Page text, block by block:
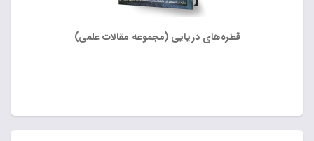
قطره‌های دریایی (مجموعه مقالات علمی)